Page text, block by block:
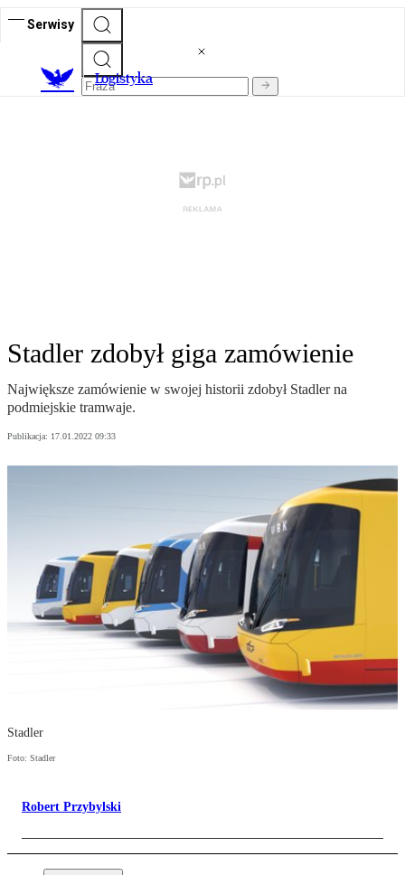
Serwisy
Logistyka
Stadler zdobył giga zamówienie
Największe zamówienie w swojej historii zdobył Stadler na
podmiejskie tramwaje.
Publikacja: 17.01.2022 09:33
Stadler
Foto: Stadler
Robert Przybylski